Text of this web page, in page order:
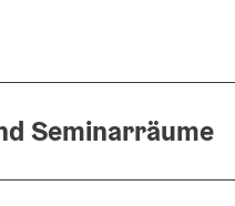
Seminarräume